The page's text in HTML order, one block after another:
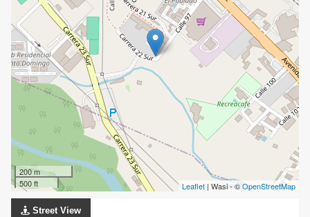
200 m
500 ft
Leaflet | Wasi - ©OpenStreetMap
Street View